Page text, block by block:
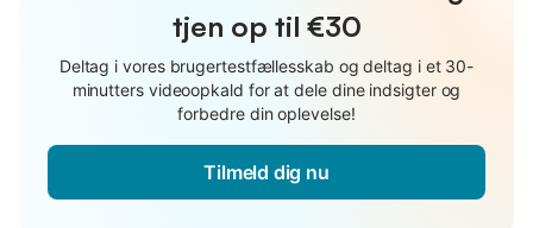
tjen op til €30
Deltag i vores brugertestfællesskab og deltag i et 30-
minutters videoopkald for at dele dine indsigter og
forbedre din oplevelse!
Tilmeld dig nu